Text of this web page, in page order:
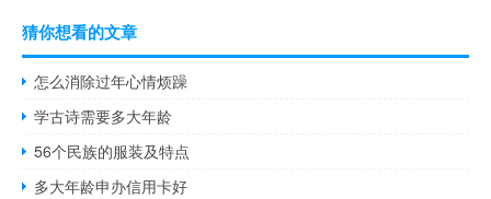
猜你想看的文章
怎么消除过年心情烦躁
学古诗需要多大年龄
56个民族的服装及特点
多大年龄申办信用卡好